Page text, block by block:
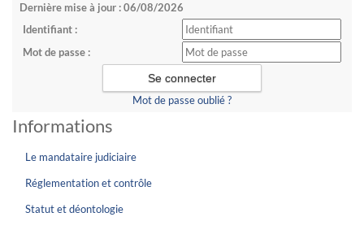
Dernière mise à jour : 06/08/2026
Identifiant :
Mot de passe :
Mot de passe oublié ?
Informations
Le mandataire judiciaire
Réglementation et contrôle
Statut et déontologie